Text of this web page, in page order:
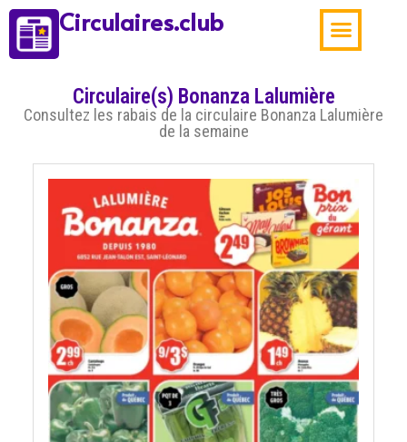
Circulaires.club
Circulaire(s) Bonanza Lalumière
Consultez les rabais de la circulaire Bonanza Lalumière
de la semaine